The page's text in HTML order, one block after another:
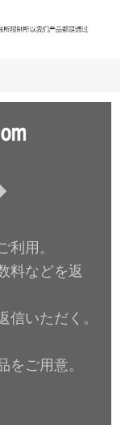
用。
料などを返
いただく。
ご用意。